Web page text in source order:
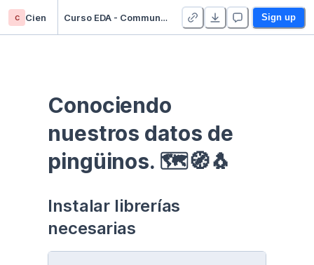
c Cien Curso EDA - Communication - Duplicate Sign up
Conociendo
nuestros datos de
pingüinos. 🗺🧭🐧
Instalar librerías
necesarias